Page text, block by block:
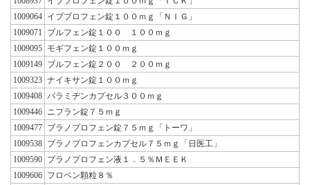
1009064 イブプロフェン錠１００ｍｇ「ＮＩＧ」
1009071
ブルフェン錠１００ １００ｍｇ
1009095 モギフェン錠１００ｍｇ
1009149 ブルフェン錠２００ ２００ｍｇ
1009323 ナイキサン錠１００ｍｇ
1009408 パラミヂンカプセル３００ｍｇ
1009446
ニフラン錠７５ｍｇ
1009477 プラノプロフェン錠７５ｍｇ「トーワ」
1009538 プラノプロフェンカプセル７５ｍｇ「日医工」
1009590 プラノプロフェン液１．５％ＭＥＥＫ
1009606 フロベン顆粒８％